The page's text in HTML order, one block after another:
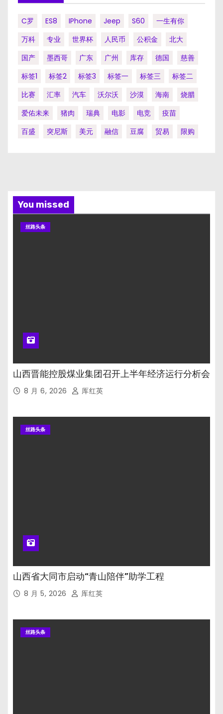
C罗 ES8 IPhone Jeep S60
一生有你
万科
专业 世界杯 人民币 公积金
北大
国产
墨西哥 广东 广州 库存 德国
慈善
标签1
标签2 标签3 标签一 标签三
标签二
比赛
汇率 汽车 沃尔沃 沙漠 海南
烧腊
爱佑未来
猪肉 瑞典 电影 电竞
疫苗
百盛
突尼斯 美元 融信 豆腐 贸易 限购
You missed
丝路头条
山西晋能控股煤业集团召开上半年经济运行分析会
8 月 6, 2026 厍红英
丝路头条
山西省大同市启动“青山陪伴”助学工程
8 月 5, 2026 厍红英
丝路头条